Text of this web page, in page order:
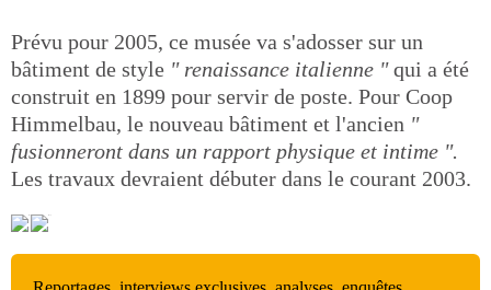
Prévu pour 2005, ce musée va s'adosser sur un
bâtiment de style " renaissance italienne "qui a été
construit en 1899 pour servir de poste. Pour Coop
Himmelbau, le nouveau bâtiment et l'ancien "
fusionneront dans un rapport physique et intime ".
Les travaux devraient débuter dans le courant 2003.